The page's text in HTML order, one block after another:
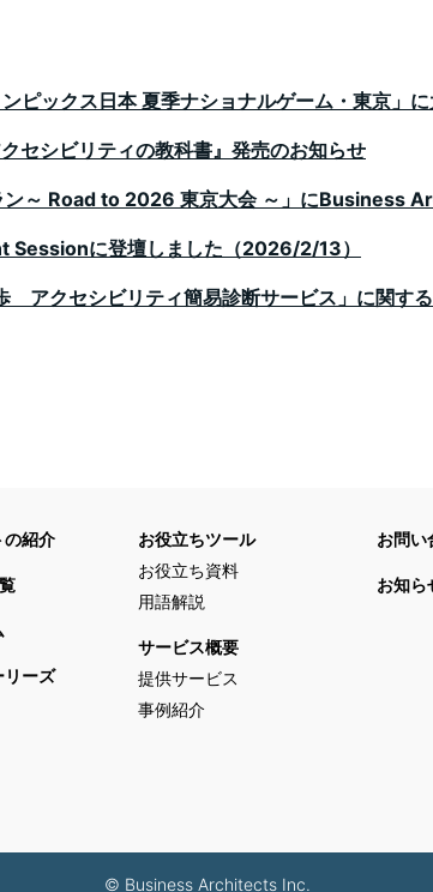
ピックス日本 夏季ナショナルゲーム・東京」
セシビリティの教科書』発売のお知らせ
ン～ Road to 2026 東京大会 ～」にBusiness
に登壇しました（2026/2/13）
アクセシビリティ簡易診断サービス」に関す
紹介
ーズ
お役立ちツール
お役立ち資料
用語解説
サービス概要
提供サービス
事例紹介
お問い
お知ら
© Business Architects Inc.